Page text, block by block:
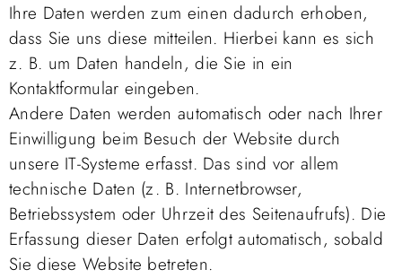
Ihre Daten werden zum einen dadurch erhoben,
dass Sie uns diese mitteilen. Hierbei kann es sich
z. B. um Daten handeln, die Sie in ein
Kontaktformular eingeben.
Andere Daten werden automatisch oder nach Ihrer
Einwilligung beim Besuch der Website durch
unsere IT-Systeme erfasst. Das sind vor allem
technische Daten (z. B. Internetbrowser,
Betriebssystem oder Uhrzeit des Seitenaufrufs). Die
Erfassung dieser Daten erfolgt automatisch, sobald
Sie diese Website betreten.